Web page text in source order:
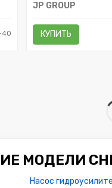
40
JP GROUP
КУПИТЬ
МОДЕЛИ
Насос